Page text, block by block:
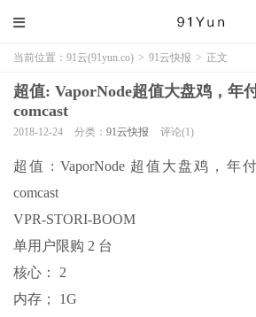
当前位置： 91云(91yun.co) > 91云快报 > 正文
超值: VaporNode超值大盘鸡，年
comcast
2018-12-24 分类： 91云快报 评论(1)
超值 : VaporNode 超值大盘鸡，年
comcast
VPR-STORI-BOOM
单用户限购 2 台
核心： 2
内存； 1G